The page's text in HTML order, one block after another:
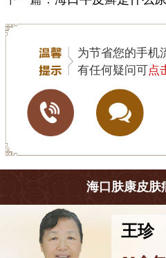
为节省您的手机
有任何疑问可点
海口肤康皮肤
王珍